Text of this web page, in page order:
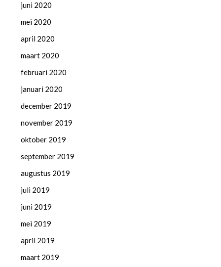
juni 2020
mei 2020
april 2020
maart 2020
februari 2020
januari 2020
december 2019
november 2019
oktober 2019
september 2019
augustus 2019
juli 2019
juni 2019
mei 2019
april 2019
maart 2019